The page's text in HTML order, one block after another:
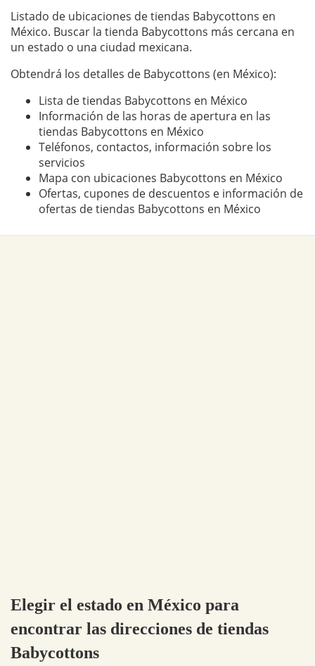
Listado de ubicaciones de tiendas Babycottons en
México. Buscar la tienda Babycottons más cercana en
un estado o una ciudad mexicana.
Obtendrá los detalles de Babycottons (en México):
Lista de tiendas Babycottons en México
Información de las horas de apertura en las
tiendas Babycottons en México
Teléfonos, contactos, información sobre los
servicios
Mapa con ubicaciones Babycottons en México
Ofertas, cupones de descuentos e información de
ofertas de tiendas Babycottons en México
Elegir el estado en México para
encontrar las direcciones de tiendas
Babycottons